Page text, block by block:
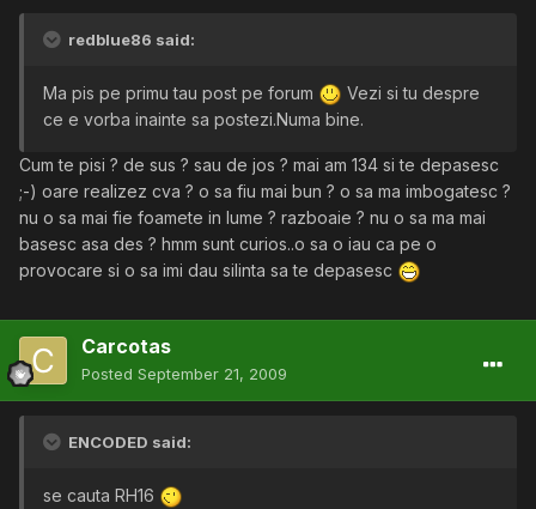
redblue86 said:
Ma pis pe primu tau post pe forum
Vezi si tu despre
ce e vorba inainte sa postezi.Numa bine.
Cum te pisi ? de sus ? sau de jos ? mai am 134 si te depasesc
;-) oare realizez cva ? o sa fiu mai bun ? o sa ma imbogatesc ?
nu o sa mai fie foamete in lume ? razboaie ? nu o sa ma mai
basesc asa des ? hmm sunt curios..o sa o iau ca pe o
provocare si o sa imi dau silinta sa te depasesc
Carcotas
Posted September 21, 2009
ENCODED said:
se cauta RH16